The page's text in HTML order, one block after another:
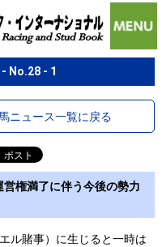
No.28 - 1
ニュース一覧に戻る
権満了に伴う今後の勢力
ル賭事）に生じると一時は